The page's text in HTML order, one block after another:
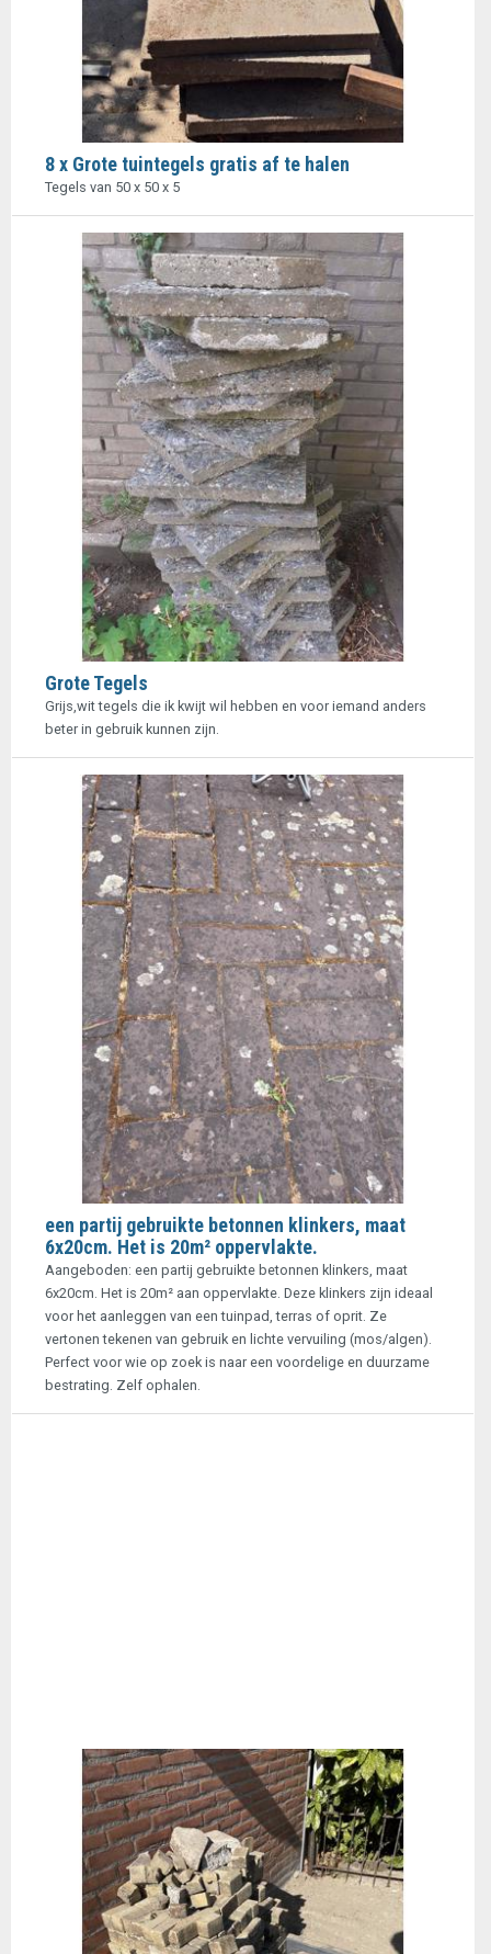
8 x Grote tuintegels gratis af te halen
Tegels van 50 x 50 x 5
Grote Tegels
Grijs,wit tegels die ik kwijt wil hebben en voor iemand anders
beter in gebruik kunnen zijn.
een partij gebruikte betonnen klinkers, maat
6x20cm. Het is 20m² oppervlakte.
Aangeboden: een partij gebruikte betonnen klinkers, maat
6x20cm. Het is 20m² aan oppervlakte. Deze klinkers zijn ideaal
voor het aanleggen van een tuinpad, terras of oprit. Ze
vertonen tekenen van gebruik en lichte vervuiling (mos/algen).
Perfect voor wie op zoek is naar een voordelige en duurzame
bestrating. Zelf ophalen.